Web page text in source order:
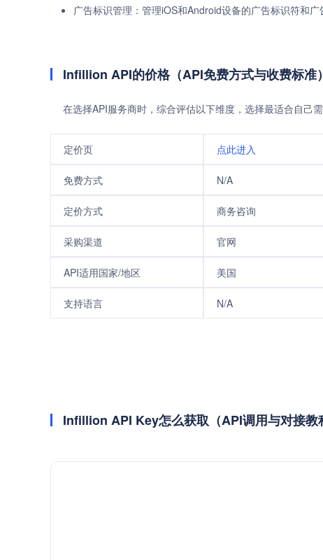
广告标识管理：管理iOS和Android设备的广告标识符和广
Infillion API的价格（API免费方式与收费标准）
在选择API服务商时，综合评估以下维度，选择最适合自己
定价页 点此进入
免费方式 N/A
定价方式 商务咨询
采购渠道 官网
API适用国家/地区 美国
支持语言 N/A
Infillion API Key怎么获取（API调用与对接教